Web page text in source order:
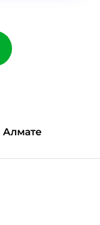
Алмате